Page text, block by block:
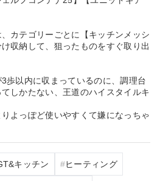
カテゴリーごとに【キッチンメッシ
収納して、狙ったものをすぐ取り出
歩以内に収まっているのに、調理台
しかたない、王道のハイスタイルキ
よっぽど使いやすくて嫌になっちゃ
キッチン ヒーティング